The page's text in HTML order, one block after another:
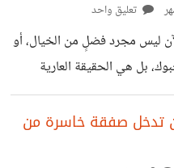
تعليق واحد
ليس مجرد فصْلٍ من الخيال، أو
بل هي الحقيقة العارية
والكواليس الاستخباراتية
المجتمع الدولي وعصفت
لقد استغرق منا هذا التحقيق
تدخل صفقة خاسرة من